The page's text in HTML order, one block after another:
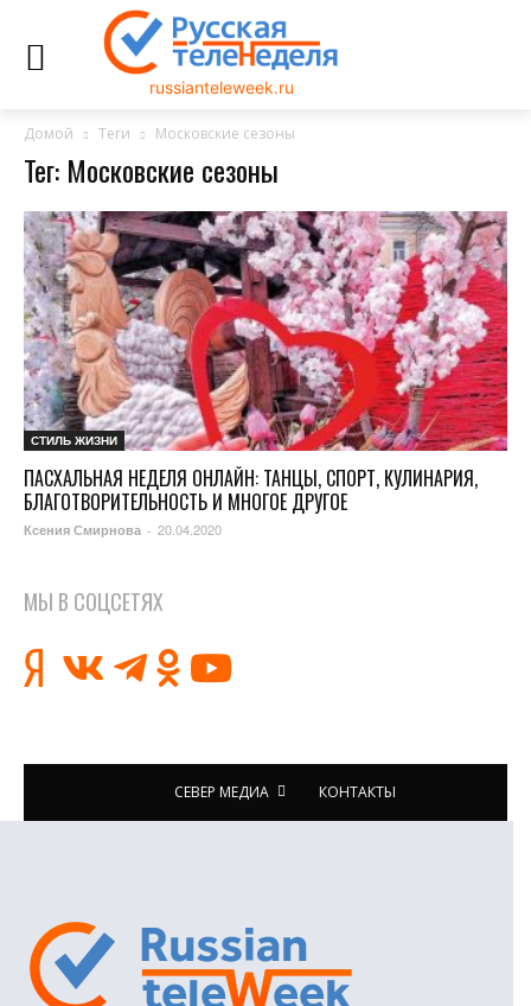
russianteleweek.ru
Домой Теги Московские сезоны
Тег: Московские сезоны
СТИЛЬ ЖИЗНИ
ПАСХАЛЬНАЯ НЕДЕЛЯ ОНЛАЙН: ТАНЦЫ, СПОРТ, КУЛИНАРИЯ,
БЛАГОТВОРИТЕЛЬНОСТЬ И МНОГОЕ ДРУГОЕ
Ксения Смирнова - 20.04.2020
МЫ В СОЦСЕТЯХ
СЕВЕР МЕДИА КОНТАКТЫ